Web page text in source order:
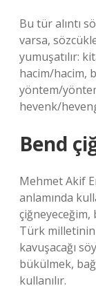
Bu tür alıntı
varsa,
yumuşatılır:
hacim/hacim,
yöntem/
hevenk/
Bend
Mehmet Akif
anlamında
çiğneyeceğim,
Türk
kavuşacağı
bükülmek,
kullanılır.